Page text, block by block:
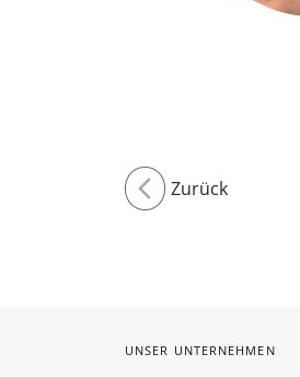
Zurück
UNSER UNTERNEHMEN